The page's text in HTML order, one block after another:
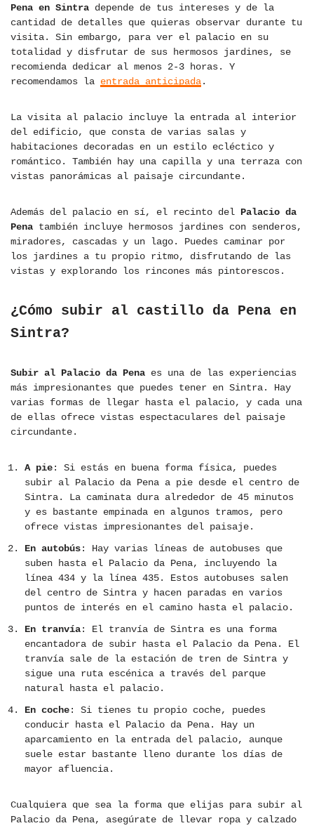
Pena en Sintra depende de tus intereses y de la
cantidad de detalles que quieras observar durante tu
visita. Sin embargo, para ver el palacio en su
totalidad y disfrutar de sus hermosos jardines, se
recomienda dedicar al menos 2-3 horas. Y
recomendamos la entrada anticipada.
La visita al palacio incluye la entrada al interior
del edificio, que consta de varias salas y
habitaciones decoradas en un estilo ecléctico y
romántico. También hay una capilla y una terraza con
vistas panorámicas al paisaje circundante.
Además del palacio en sí, el recinto del Palacio da
Pena también incluye hermosos jardines con senderos,
miradores, cascadas y un lago. Puedes caminar por
los jardines a tu propio ritmo, disfrutando de las
vistas y explorando los rincones más pintorescos.
¿Cómo subir al castillo da Pena en
Sintra?
Subir al Palacio da Pena es una de las experiencias
más impresionantes que puedes tener en Sintra. Hay
varias formas de llegar hasta el palacio, y cada una
de ellas ofrece vistas espectaculares del paisaje
circundante.
A pie: Si estás en buena forma física, puedes
subir al Palacio da Pena a pie desde el centro de
Sintra. La caminata dura alrededor de 45 minutos
y es bastante empinada en algunos tramos, pero
ofrece vistas impresionantes del paisaje.
En autobús: Hay varias líneas de autobuses que
suben hasta el Palacio da Pena, incluyendo la
línea 434 y la línea 435. Estos autobuses salen
del centro de Sintra y hacen paradas en varios
puntos de interés en el camino hasta el palacio.
En tranvía: El tranvía de Sintra es una forma
encantadora de subir hasta el Palacio da Pena. El
tranvía sale de la estación de tren de Sintra y
sigue una ruta escénica a través del parque
natural hasta el palacio.
En coche: Si tienes tu propio coche, puedes
conducir hasta el Palacio da Pena. Hay un
aparcamiento en la entrada del palacio, aunque
suele estar bastante lleno durante los días de
mayor afluencia.
Cualquiera que sea la forma que elijas para subir al
Palacio da Pena, asegúrate de llevar ropa y calzado